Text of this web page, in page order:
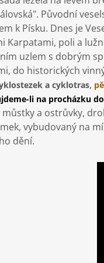
Původní
k Písku. Dnes je
Karpatami, poli a
uzlem s dobrým
do historických
a cyklotras,
li na procházku
a ostrůvky,
vybudovaný na
dění.